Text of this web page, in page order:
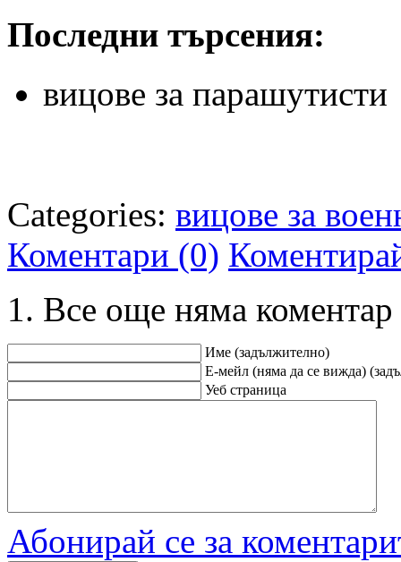
Последни търсения:
вицове за парашутисти
Categories: вицове за
Коментари (0)
Все още няма коментар
Име (задължително)
Е-мейл (няма да се вижда)
Уеб страница
Абонирай се за